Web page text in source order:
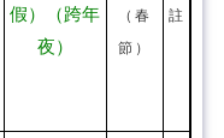
假）（跨年
夜）
（春
節）
註